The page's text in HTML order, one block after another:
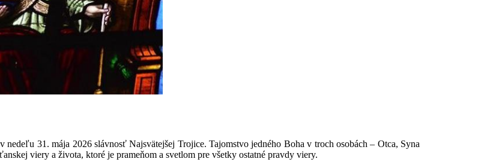
31. mája 2026 slávnosť Najsvätejšej Trojice. Tajomstvo jedného Boha v troch osobách – Otca, Syna
viery a života, ktoré je prameňom a svetlom pre všetky ostatné pravdy viery.